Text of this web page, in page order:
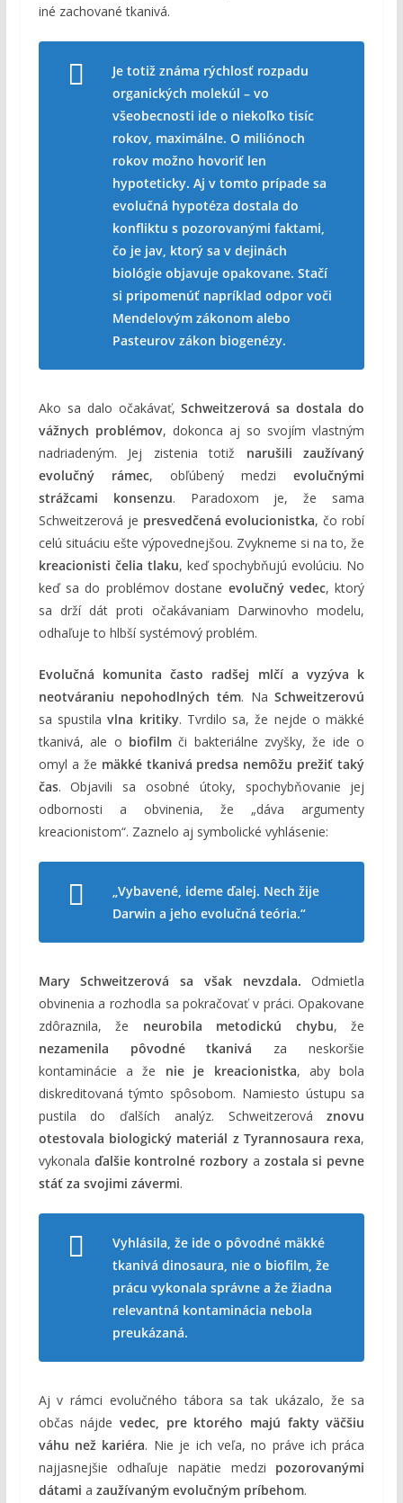
iné zachované tkanivá.
Je totiž známa rýchlosť rozpadu
organických molekúl – vo
všeobecnosti ide o niekoľko tisíc
rokov, maximálne. O miliónoch
rokov možno hovoriť len
hypoteticky. Aj v tomto prípade sa
evolučná hypotéza dostala do
konfliktu s pozorovanými faktami,
čo je jav, ktorý sa v dejinách
biológie objavuje opakovane. Stačí
si pripomenúť napríklad odpor voči
Mendelovým zákonom alebo
Pasteurov zákon biogenézy.
Ako sa dalo očakávať,Schweitzerová sa dostala do
vážnych problémov, dokonca aj so svojím vlastným
nadriadeným. Jej zistenia totiž narušili zaužívaný
evolučný rámec, obľúbený medzievolučnými
strážcami konsenzu. Paradoxom je, že sama
Schweitzerová je presvedčená evolucionistka, čo robí
celú situáciu ešte výpovednejšou. Zvykneme si na to, že
kreacionisti čelia tlaku, keď spochybňujú evolúciu. No
keď sa do problémov dostane evolučný vedec, ktorý
sa drží dát proti očakávaniam Darwinovho modelu,
odhaľuje to hlbší systémový problém.
Evolučná komunita často radšej mlčí a vyzýva k
neotváraniu nepohodlných tém. NaSchweitzerovú
sa spustilavlna kritiky. Tvrdilo sa, že nejde o mäkké
tkanivá, ale o biofilmči bakteriálne zvyšky, že ide o
omyl a že mäkké tkanivá predsa nemôžu prežiť taký
čas. Objavili sa osobné útoky, spochybňovanie jej
odbornosti a obvinenia, že „dáva argumenty
kreacionistom“. Zaznelo aj symbolické vyhlásenie:
„Vybavené, ideme ďalej. Nech žije
Darwin a jeho evolučná teória.“
Mary Schweitzerová sa však nevzdala. Odmietla
obvinenia a rozhodla sa pokračovať v práci. Opakovane
zdôraznila, že neurobila metodickú chybu, že
nezamenila pôvodné tkanivá za neskoršie
kontaminácie a že nie je kreacionistka, aby bola
diskreditovaná týmto spôsobom. Namiesto ústupu sa
pustila do ďalších analýz. Schweitzerováznovu
otestovala biologický materiál z Tyrannosaura rexa,
vykonala ďalšie kontrolné rozbory a zostala si pevne
stáť za svojimi závermi.
Vyhlásila, že ide o pôvodné mäkké
tkanivá dinosaura, nie o biofilm, že
prácu vykonala správne a že žiadna
relevantná kontaminácia nebola
preukázaná.
Aj v rámci evolučného tábora sa tak ukázalo, že sa
občas nájdevedec, pre ktorého majú fakty väčšiu
váhu než kariéra. Nie je ich veľa, no práve ich práca
najjasnejšie odhaľuje napätie medzi pozorovanými
dátami a zaužívaným evolučným príbehom.